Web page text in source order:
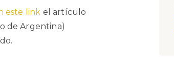
este link el artículo
de Argentina)